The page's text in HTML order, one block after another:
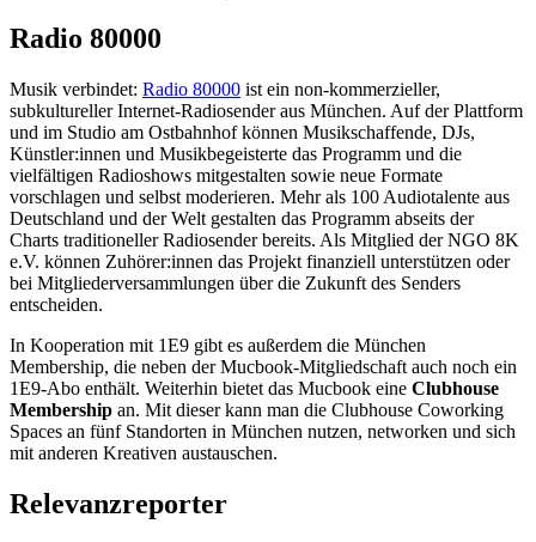
Radio 80000
Musik verbindet: Radio 80000 ist ein non-kommerzieller,
subkultureller Internet-Radiosender aus München. Auf der Plattform
und im Studio am Ostbahnhof können Musikschaffende, DJs,
Künstler:innen und Musikbegeisterte das Programm und die
vielfältigen Radioshows mitgestalten sowie neue Formate
vorschlagen und selbst moderieren. Mehr als 100 Audiotalente aus
Deutschland und der Welt gestalten das Programm abseits der
Charts traditioneller Radiosender bereits. Als Mitglied der NGO 8K
e.V. können Zuhörer:innen das Projekt finanziell unterstützen oder
bei Mitgliederversammlungen über die Zukunft des Senders
entscheiden.
In Kooperation mit 1E9 gibt es außerdem die München
Membership, die neben der Mucbook-Mitgliedschaft auch noch ein
1E9-Abo enthält. Weiterhin bietet das Mucbook eine Clubhouse
Membership an. Mit dieser kann man die Clubhouse Coworking
Spaces an fünf Standorten in München nutzen, networken und sich
mit anderen Kreativen austauschen.
Relevanzreporter